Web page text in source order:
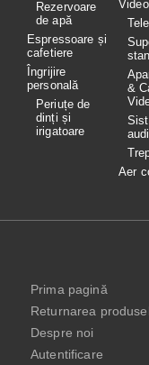
Rezervoare
de apă
Espressoare și
cafetiere
Îngrijire
personală
Periuțe de
dinți și
irigatoare
Video
&
Aer
Prima pagină
Returnarea
Despre noi
Autentificare